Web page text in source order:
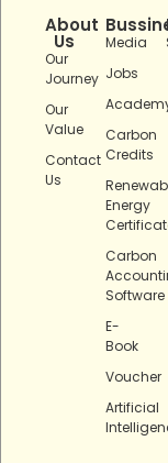
About
Us
Our
Journey
Our
Value
Contact
Us
Media
Jobs
Carbon
Credits
Energy
Carbon
Software
E-
Book
Voucher
Artificial